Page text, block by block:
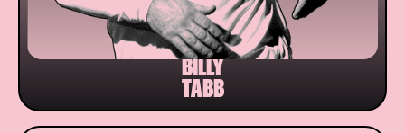
BILLY
TABB